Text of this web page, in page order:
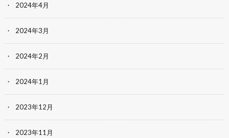
2024年4月
2024年3月
2024年2月
2024年1月
2023年12月
2023年11月